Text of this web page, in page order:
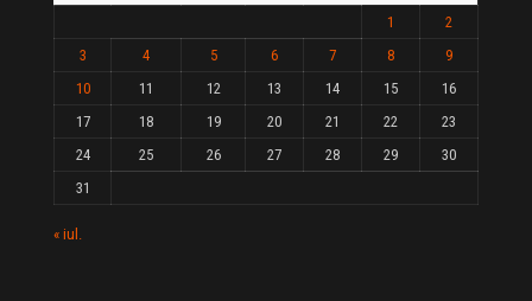
1
2
3
4 5 6 7 8
9
10
11 12 13 14 15
16
17
18 19 20 21 22
23
24
25 26 27 28 29
30
31
« iul.